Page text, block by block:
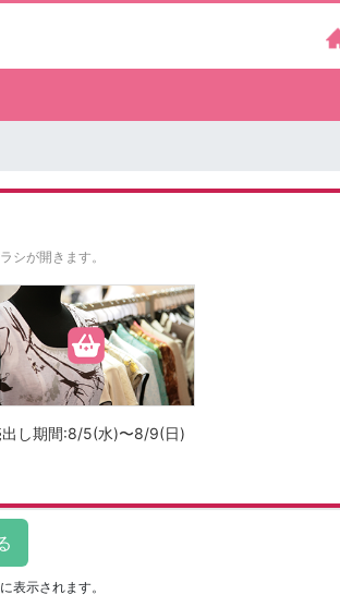
シが開きます。
し期間:8/5(水)〜8/9(日)
に表示されます。